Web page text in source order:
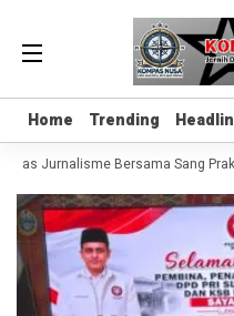
Home Trending
Home Trending
Jurnalisme Bersama Sang